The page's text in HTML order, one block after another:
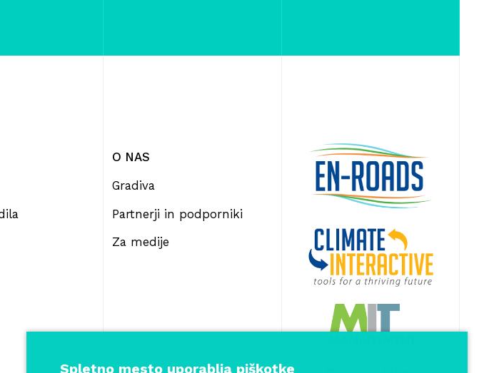
O NAS
Gradiva
Partnerji in podporniki
Za medije
Spletno mesto uporablja piškotke